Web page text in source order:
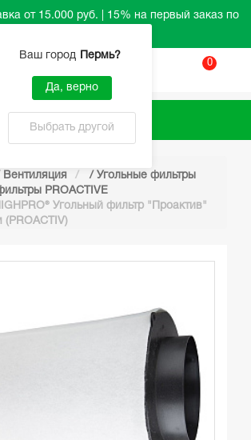
от 15.000 руб. | 15% на первый заказ по
Ваш город Пермь?
Да, верно
Выбрать другой
0
Каталог
Вентиляция / Угольные фильтры
PROACTIVE
Угольный фильтр "Проактив"